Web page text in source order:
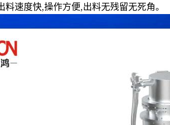
料速度快,操作方便,出料无残留无死角。